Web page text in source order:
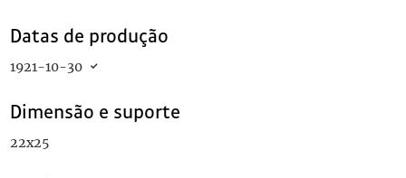
Datas de produção
1921-10-30
Dimensão e suporte
22x25